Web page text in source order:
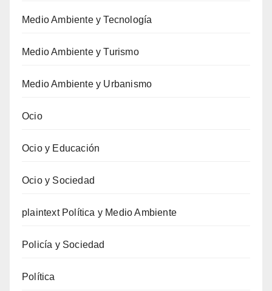
Medio Ambiente y Tecnología
Medio Ambiente y Turismo
Medio Ambiente y Urbanismo
Ocio
Ocio y Educación
Ocio y Sociedad
plaintext Política y Medio Ambiente
Policía y Sociedad
Política